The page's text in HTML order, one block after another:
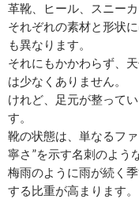
革靴、ヒール、スニーカ
それぞれの素材と形状
も異なります。
それにもかかわらず、
は少なくありません。
けれど、足元が整って
す。
靴の状態は、単なるフ
寧さ”を示す名刺のよう
梅雨のように雨が続く
する比重が高まります。